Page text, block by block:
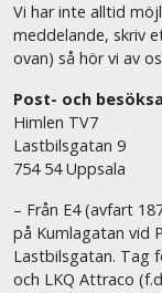
Vi har inte alltid
meddelande, skriv
ovan) så hör vi av
Post- och
Himlen TV7
Lastbilsgatan 9
754 54 Uppsala
– Från E4 (avfart
på Kumlagatan vid
Lastbilsgatan. Tag
och LKQ Attraco